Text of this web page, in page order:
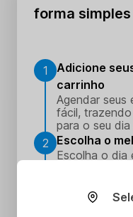
forma simples
1
Adicione
carrinho
Agendar seus
fácil,
para o seu dia
2
Escolha o
Escolha o dia
Realize